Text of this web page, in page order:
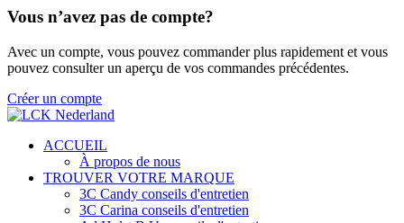
Vous n’avez pas de compte?
Avec un compte, vous pouvez commander plus rapidement et vous
pouvez consulter un aperçu de vos commandes précédentes.
Créer un compte
ACCUEIL
À propos de nous
TROUVER VOTRE MARQUE
3C Candy conseils d'entretien
3C Carina conseils d'entretien